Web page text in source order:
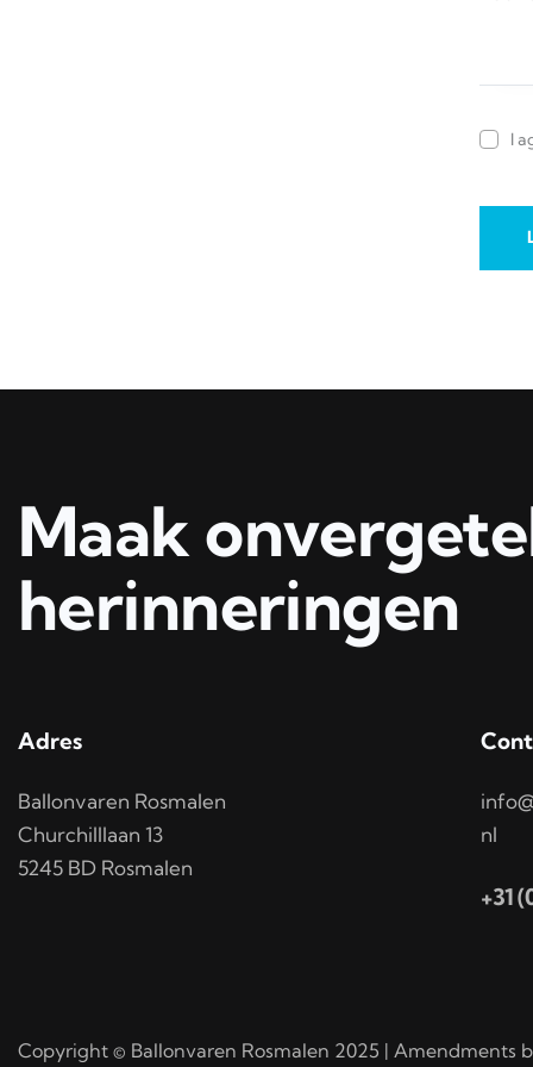
I
Maak
herinneringen
Adres
Ballonvaren Rosmalen
Churchilllaan 13
5245 BD Rosmalen
nl
+31
Copyright © Ballonvaren Rosmalen 2025 | Amendments